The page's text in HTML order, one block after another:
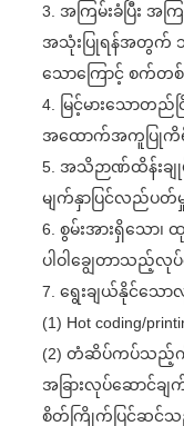
3. အကြမ်းခံပြီး အ
အသုံးပြုရန်အတွက် သုံ
သောကြောင့် စက်တ
4. မြင့်မားသောတည်
အထောက်အကူပြုကိရိ
5. အသိဉာဏ်ထိန်းချု
မျက်နှာပြင်လည်ပ
6. စွမ်းအားရှိသော
ပါဝါချွေတာသည့်လုပ်
7. ရွေးချယ်နိုင်သော
(1) Hot coding/
(2) တံဆိပ်ကပ်သည့်
အခြားလုပ်ဆောင်ခ
စိတ်ကြိုက်ပြင်ဆင်သ